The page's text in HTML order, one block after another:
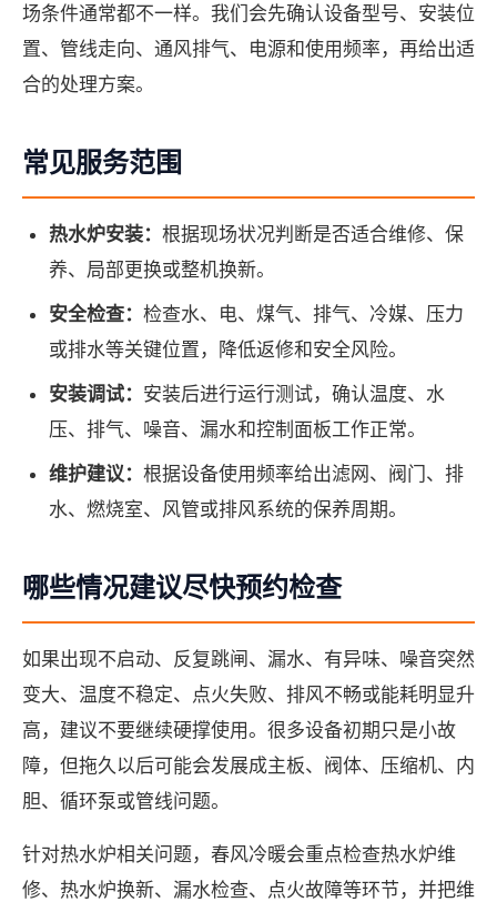
场条件通常都不一样。我们会先确认设备型号、安装位
置、管线走向、通风排气、电源和使用频率，再给出适
合的处理方案。
常见服务范围
热水炉安装： 根据现场状况判断是否适合维修、保
养、局部更换或整机换新。
安全检查： 检查水、电、煤气、排气、冷媒、压力
或排水等关键位置，降低返修和安全风险。
安装调试： 安装后进行运行测试，确认温度、水
压、排气、噪音、漏水和控制面板工作正常。
维护建议： 根据设备使用频率给出滤网、阀门、排
水、燃烧室、风管或排风系统的保养周期。
哪些情况建议尽快预约检查
如果出现不启动、反复跳闸、漏水、有异味、噪音突然
变大、温度不稳定、点火失败、排风不畅或能耗明显升
高，建议不要继续硬撑使用。很多设备初期只是小故
障，但拖久以后可能会发展成主板、阀体、压缩机、内
胆、循环泵或管线问题。
针对热水炉相关问题，春风冷暖会重点检查热水炉维
修、热水炉换新、漏水检查、点火故障等环节，并把维